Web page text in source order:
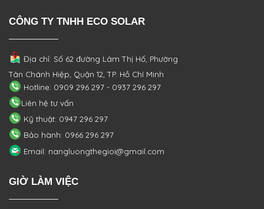
CÔNG TY TNHH ECO SOLAR
Địa chỉ: Số 62 đường Lâm Thị Hố, Phường
Tân Chánh Hiệp, Quận 12, TP. Hồ Chí Minh
Hotline: 0909 296 297 - 0937 296 297
Liên hệ tư vấn
Kỹ thuật: 0947 296 297
Bảo hành: 0966 296 297
Email: nangluongthegioi@gmail.com
GIỜ LÀM VIỆC